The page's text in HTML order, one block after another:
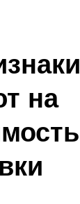
на